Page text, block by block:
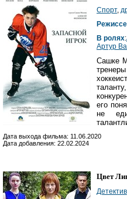
Спорт,
В ролях:
Артур
Сашке
его
не
Дата выхода фильма: 11.06.2020
Дата добавления: 22.02.2024
Цвет
Детектив